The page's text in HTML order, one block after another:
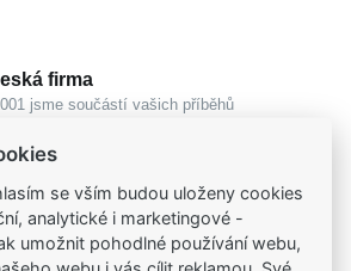
firma
jsme součástí vašich příběhů
máte výběr z tisíců šperků
se vším budou uloženy cookies
analytické i marketingové -
umožnit pohodlné používání webu,